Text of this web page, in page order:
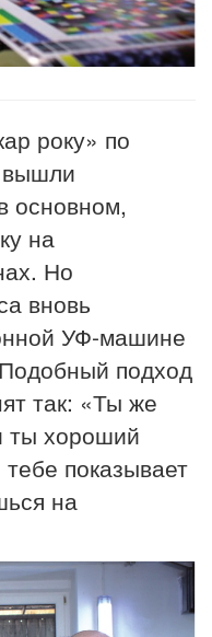
року» по
вышли
основном,
на
Но
вновь
УФ-машине
подход
так: «Ты же
ты хороший
показывает
на